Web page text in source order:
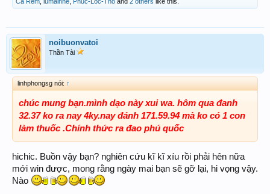
noibuonvatoi
Thần Tài
linhphongsg nói: ↑
chúc mung bạn.mình dạo này xui wa. hôm qua đanh
32.37 ko ra nay 4ky.nay đánh 171.59.94 mà ko có 1 con
làm thuốc .Chính thức ra đao phú quốc
hichic. Buồn vậy bạn? nghiên cứu kĩ kĩ xíu rồi phải hên nữa
mới win được, mong rằng ngày mai bạn sẽ gỡ lại, hi vọng vậy.
Nào